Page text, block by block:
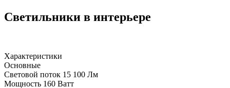
Светильники в интерьере
Характеристики
Основные
Световой поток 15 100 Лм
Мощность 160 Ватт